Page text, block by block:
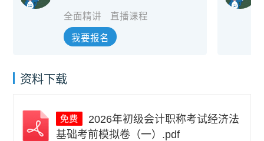
全面精讲 直播课程
我要报名
资料下载
基础考前模拟卷（一）.pdf